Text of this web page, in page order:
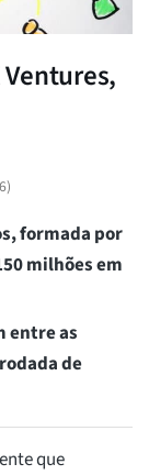
)
formada por
milhões em
entre as
de
que